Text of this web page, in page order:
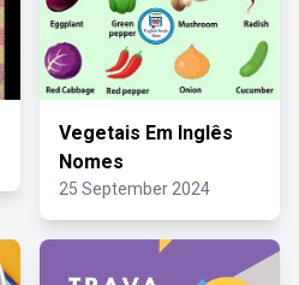
Vegetais Em Inglês
Nomes
25 September 2024